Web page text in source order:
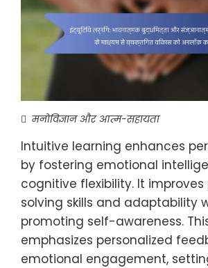
मनोविज्ञान और आत्म-सहायता
Intuitive learning enhances
by fostering emotional
cognitive flexibility. It
solving skills and adaptability
promoting self-awareness.
emphasizes personalized
emotional engagement,